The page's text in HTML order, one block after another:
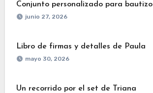
Conjunto personalizado para bautizo
junio 27, 2026
Libro de firmas y detalles de Paula
mayo 30, 2026
Un recorrido por el set de Triana